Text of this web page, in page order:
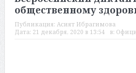
общественному
Публикация: Асият Ибрагимова
Дата: 21 декабря, 2020 в 13:54 в: